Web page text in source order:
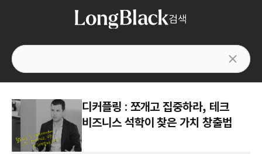
검색
디커플링 : 쪼개고 집중하라, 테크
비즈니스 석학이 찾은 가치 창출법